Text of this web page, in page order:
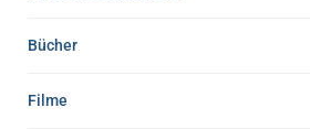
Bücher
Filme